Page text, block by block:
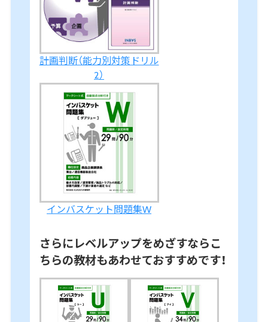
計画判断（能力別対策ドリル
2）
インバスケット問題集W
さらにレベルアップをめざすならこ
ちらの教材もあわせておすすめです！